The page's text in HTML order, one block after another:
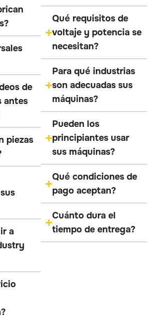
de
antes
piezas
a
Qué requisitos de
voltaje y potencia se
necesitan?
Para qué industrias
son adecuadas sus
máquinas?
Pueden los
principiantes usar
sus máquinas?
Qué condiciones de
pago aceptan?
Cuánto dura el
tiempo de entrega?